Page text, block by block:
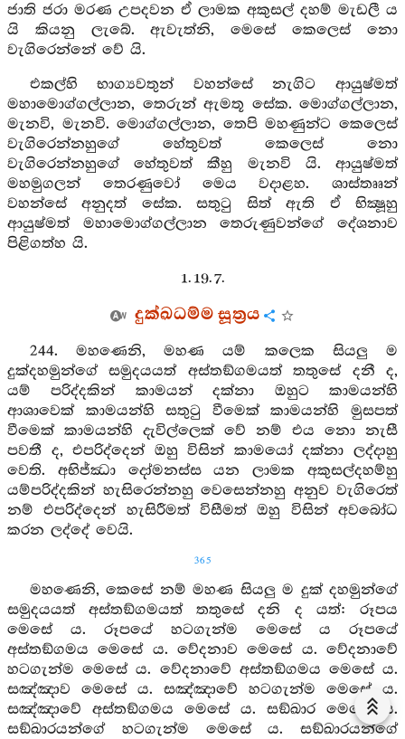
ජාති ජරා මරණ උපදවන ඒ ලාමක අකුසල් දහම් මැඩලී ය
යි කියනු ලැබේ. ඇවැත්නි, මෙසේ කෙලෙස් නො
වැගිරෙන්නේ වේ යි.
එකල්හි භාග්‍යවතුන් වහන්සේ නැගිට ආයුෂ්මත්
මහාමොග්ගල්ලාන, තෙරුන් ඇමතූ සේක. මොග්ගල්ලාන,
මැනවි, මැනවි. මොග්ගල්ලාන, තෙපි මහණුන්ට කෙලෙස්
වැගිරෙන්නහුගේ හේතුවත් කෙලෙස් නො
වැගිරෙන්නහුගේ හේතුවත් කීහු මැනවි යි. ආයුෂ්මත්
මහමුගලන් තෙරණුවෝ මෙය වදාළහ. ශාස්තෲන්
වහන්සේ අනුදත් සේක. සතුටු සිත් ඇති ඒ භික්‍ෂූහු
ආයුෂ්මත් මහාමොග්ගල්ලාන තෙරුණුවන්ගේ දේශනාව
පිළිගත්හ යි.
1. 19. 7.
දුක්ඛධම්ම සූත්‍රය
244. මහණෙනි, මහණ යම් කලෙක සියලු ම
දුක්දහමුන්ගේ සමුදයයත් අස්තඞ්ගමයත් තතුසේ දනී ද,
යම් පරිද්දකින් කාමයන් දක්නා ඔහුට කාමයන්හි
ආශාවෙක් කාමයන්හි සතුටු වීමෙක් කාමයන්හි මුසපත්
වීමෙක් කාමයන්හි දැවිල්ලෙක් වේ නම් එය නො නැසී
පවතී ද, එපරිද්දෙන් ඔහු විසින් කාමයෝ දක්නා ලද්දාහු
වෙති. අභිජ්ඣා දෝමනස්ස යන ලාමක අකුසල්දහම්හු
යම්පරිද්දකින් හැසිරෙන්නහු වෙසෙන්නහු අනුව වැගිරෙත්
නම් එපරිද්දෙන් හැසිරීමත් විසීමත් ඔහු විසින් අවබෝධ
කරන ලද්දේ වෙයි.
365
මහණෙනි, කෙසේ නම් මහණ සියලු ම දුක් දහමුන්ගේ
සමුදයයත් අස්තඞ්ගමයත් තතුසේ දනි ද යත්: රූපය
මෙසේ ය. රූපයේ හටගැන්ම මෙසේ ය රූපයේ
අස්තඞ්ගමය මෙසේ ය. වේදනාව මෙසේ ය. වේදනාවේ
හටගැන්ම මෙසේ ය. වේදනාවේ අස්තඞ්ගමය මෙසේ ය.
සඤ්ඤාව මෙසේ ය. සඤ්ඤාවේ හටගැන්ම මෙසේ ය.
සඤ්ඤාවේ අස්තඞ්ගමය මෙසේ ය. සඞ්ඛාර මෙසේ ය.
සඞ්ඛාරයන්ගේ හටගැන්ම මෙසේ ය. සඞ්ඛාරයන්ගේ